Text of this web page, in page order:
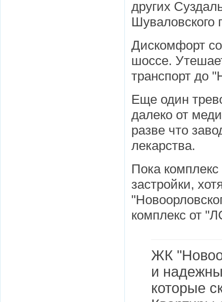
других
Шуваловского
Дискомфорт
шоссе.
транспорт до
Еще один
далеко от
разве что
лекарства.
Пока
застройки,
комплекс от
ЖК
и
которые